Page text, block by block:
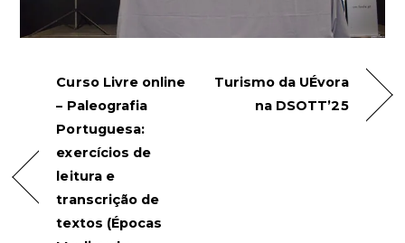
Curso Livre online
– Paleografia
Portuguesa:
exercícios de
leitura e
transcrição de
textos (Épocas
Turismo da UÉvora
na DSOTT’25